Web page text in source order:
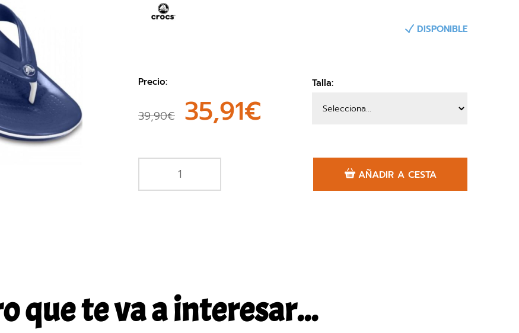
DISPONIBLE
Precio:
39,90€ 35,91€
Talla:
AÑADIR A CESTA
que te va a interesar...